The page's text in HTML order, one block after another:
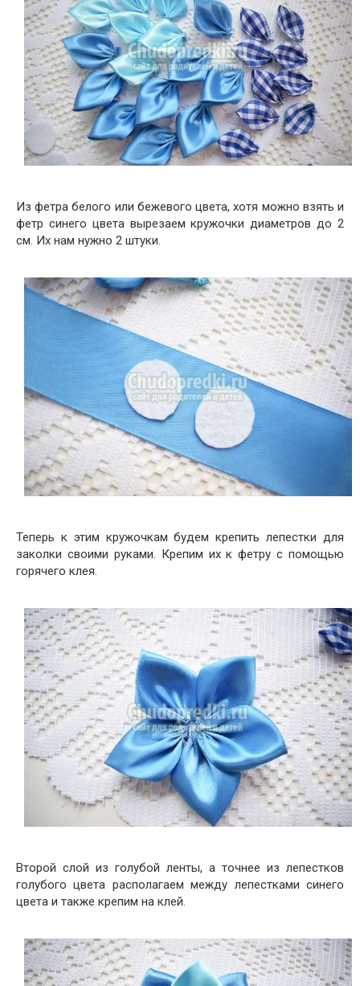
Из фетра белого или бежевого цвета, хотя можно взять и
фетр синего цвета вырезаем кружочки диаметров до 2
см. Их нам нужно 2 штуки.
Теперь к этим кружочкам будем крепить лепестки для
заколки своими руками. Крепим их к фетру с помощью
горячего клея.
Второй слой из голубой ленты, а точнее из лепестков
голубого цвета располагаем между лепестками синего
цвета и также крепим на клей.